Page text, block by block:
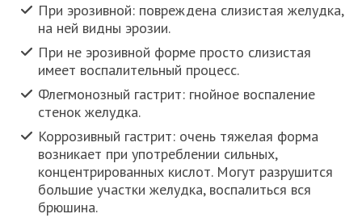
При эрозивной: повреждена слизистая желудка,
на ней видны эрозии.
При не эрозивной форме просто слизистая
имеет воспалительный процесс.
Флегмонозный гастрит: гнойное воспаление
стенок желудка.
Коррозивный гастрит: очень тяжелая форма
возникает при употреблении сильных,
концентрированных кислот. Могут разрушится
большие участки желудка, воспалиться вся
брюшина.